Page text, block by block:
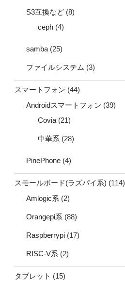
S3互換など (8)
ceph (4)
samba (25)
ファイルシステム (3)
スマートフォン (44)
Androidスマートフォン (39)
Covia (21)
中華系 (28)
PinePhone (4)
スモールボード(ラズパイ系) (114)
Amlogic系 (2)
Orangepi系 (88)
Raspberrypi (17)
RISC-V系 (2)
タブレット (15)